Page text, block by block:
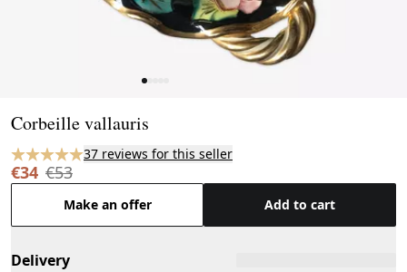
Corbeille vallauris
37 reviews for this seller
€34 €53
Make an offer Add to cart
Delivery